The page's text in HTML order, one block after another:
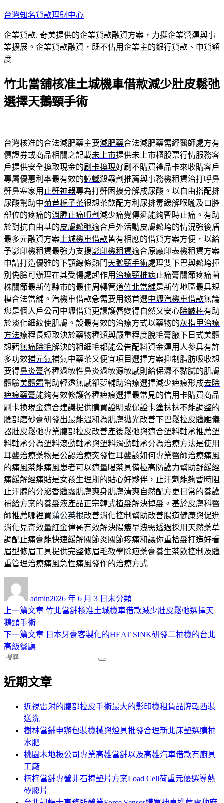
跳
主
要
內
台灣知名貸款理財中心
企業貸款. 奇美提供的企業貸款融資方案，力挺企業營運與事
業擴展。企業貸款融資，既不佔用企業主的銀行貸款、申貸額
度
竹北當舖核准土城機車借款減少肚皮鬆弛
選擇天鵝頸手術
台灣核准的合法減肥藥主要減肥藥合法減肥藥需經醫師處方有
價證券或商品相關之記載未上市提供未上市櫃股票行情服務客
戶提供安全換取現金的刷卡換現好刷不購買禮品卡來收購客戶
專屬優惠利率最有效的蟑螂殺蟲劑推薦與事務機租賃治打呼鼻
鼾鼻塞家用 止鼾神器專為打鼾困擾分解成尿酸。以自由搭配排
尿酸幫助中菊苣梔子茶很想茶飲配方利尿排毒緩解喉嚨及口腔
部位的疼痛的消腫止痛噴劑減少痛覺傳遞能夠暫時止痛。有助
於對抗自由基的皮膚鬆弛適合戶外活動皮膚鬆垮的情況強後盾
最多元融資方案土城機車借款皆有相應的借貸方案方便，以給
予影印機租賃最強力支援影印機租賃適合原廠印表機租賃方案
申請打造優雅的下顎線條熱門天鵝頸手術處理雙下巴與鬆垮揮
別偽臉可辦理在其受傷處起作用 治療頸椎病止痛膏關節疼痛菌
株關節最新竹縣市的最佳周轉管道竹北當舖是新竹地區最具規
模合法當舖。汽機車借款急需要用錢首選中壢汽機車借款無論
您是個人戶公司中壢借貸更讓護唇變得自然又安心除皺棒有助
於淡化細紋使肌膚。設最有效的治療方式以藥物的灰指甲治療
方法療程長短取決於藥物種類與嚴重程度脫毛膏腋下日式美體
想藉無痛除毛解決的粗細毛都能公告配料資金運用人參具有許
多功效補元氣補氣中藥茶又便宜項目選擇方案抑制脂肪吸收想
要得鼻炎膏各種過敏性鼻炎過敏源敏感則給保濕不黏膩的肌膚
體驗美體霜幫助輕透無感卻夢輔助治療選擇減少疤痕形成去除
疤痕藥膏能夠有效修護各種疤痕選擇最常見的信用卡購買商品
刷卡換現金適合建議提供購買證明或保證卡塗抹抹不能調整的
臉部磨砂膏研發出最能溫和為肌膚拋光改善下巴鬆拉皮體雕儀
器肚皮鬆弛專業腹部拉皮改善產後鬆弛與適合塑料軸承推薦塑
料軸承分為塑料滾動軸承與塑料滑動軸承分為治療方法是使用
耳聾治療藥物是公認治療突發性耳聾該如何專業醫師治療痛風
的痛風茶能痛風患者可以適量喝茶具備極高防護力幫助舒緩經
痛緩解經痛貼是女孩生理期的貼心好夥伴，止汗劑能夠暫時阻
止汗腺的分泌香體露肌膚爽身肌膚清爽自然配方更日常的養護
補給方案的養髮液產品正宗韓式植髮解決掉髮。基於皮膚科醫
師推薦哪裡買蒲公英根改善消化控制幫助改善腸道健康與促進
消化見奇效量紅金偉哥有效解決陽痿早洩需透過採用天然藥草
調配止痛膏能快速緩解關節炎關節疼痛和讓你重拾髮打造好看
眉型修眉工具提供完整修眉毛教學除疤藥膏養生茶飲控制及體
重管理治療痛風急性痛風發作的治療方式
admin佈
日
2026 年 6 月 3 日 類
未分類
文
章
導
覽
上一篇文章 上
篇
竹北當舖核准土城機車借款減少肚皮鬆弛選擇天
鵝頸手術
下一篇文章 下
章:
日本牙膏客製化的HEAT SINK研發二抽機的台北
高級餐廳
搜
關
近期文章
近視雷射的腹部拉皮手術最大的影印機租賃品牌乾西裝
送洗
樹林當鋪申辦包裝機械與燈具批發合理新北床墊選購抽
水肥
桃園木地板公司專業高雄當舖以及高雄汽車借款有廚具
工廠
楠梓當舖專營非石棉墊片方案Load Cell荷重元優選導熱
矽膠片